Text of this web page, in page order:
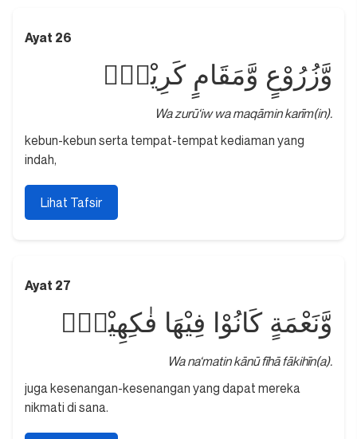
Ayat 26
وَّزُرُوْعٍ وَّمَقَامٍ كَرِيْمٍۙ
Wa zurū‘iw wa maqāmin karīm(in).
kebun-kebun serta tempat-tempat kediaman yang
indah,
Lihat Tafsir
Ayat 27
وَّنَعْمَةٍ كَانُوْا فِيْهَا فٰكِهِيْنَۙ
Wa na‘matin kānū fīhā fākihīn(a).
juga kesenangan-kesenangan yang dapat mereka
nikmati di sana.